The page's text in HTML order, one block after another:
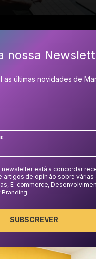
nossa
as últimas novidades de
*
está a concordar
artigos de opinião sobre várias
E-commerce,
SUBSCREVER